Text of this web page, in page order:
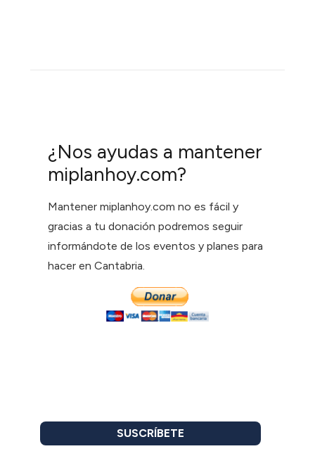
¿Nos ayudas a mantener
miplanhoy.com?
Mantener miplanhoy.com no es fácil y
gracias a tu donación podremos seguir
informándote de los eventos y planes para
hacer en Cantabria.
SUSCRÍBETE